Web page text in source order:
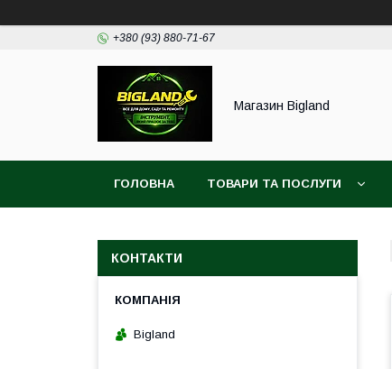
+380 (93) 880-71-67
Магазин Bigland
ГОЛОВНА ТОВАРИ ТА ПОСЛУГИ
КОНТАКТИ
Bigland